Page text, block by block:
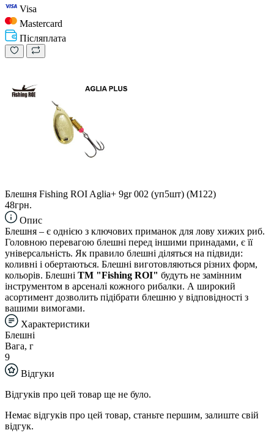
Visa
Mastercard
Післяплата
Блешня Fishing ROI Aglia+ 9gr 002 (уп5шт) (M122)
48грн.
Опис
Блешня – є однією з ключових приманок для лову хижих риб.
Головною перевагою блешні перед іншими принадами, є її
універсальність. Як правило блешні діляться на підвиди:
коливні і обертаються. Блешні виготовляються різних форм,
кольорів. Блешні TM "Fishing ROI" будуть не замінним
інструментом в арсеналі кожного рибалки. А широкий
асортимент дозволить підібрати блешню у відповідності з
вашими вимогами.
Характеристики
Блешні
Вага, г
9
Відгуки
Відгуків про цей товар ще не було.
Немає відгуків про цей товар, станьте першим, залиште свій
відгук.